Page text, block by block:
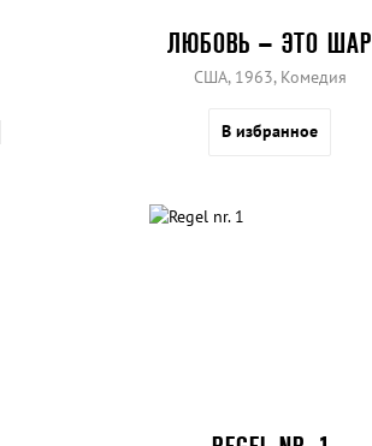
ЛЮБОВЬ – ЭТО ШАР
США, 1963, Комедия
В избранное